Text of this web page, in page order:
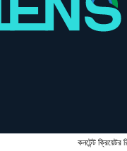
কনটেন্ট ক্রিয়েটর